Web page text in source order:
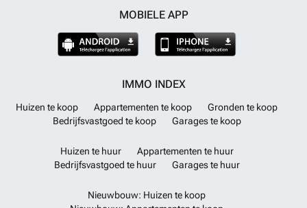
MOBIELE APP
IMMO INDEX
Huizen te koop Appartementen te koop
Gronden te koop
Bedrijfsvastgoed te koop
Garages te koop
Huizen te huur
Appartementen te huur
Bedrijfsvastgoed te huur
Garages te huur
Nieuwbouw: Huizen te koop